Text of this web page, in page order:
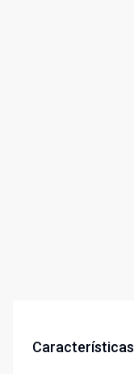
Características